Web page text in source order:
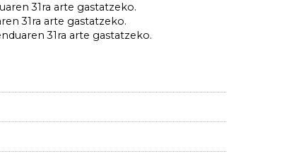
31ra arte gastatzeko.
31ra arte gastatzeko.
31ra arte gastatzeko.